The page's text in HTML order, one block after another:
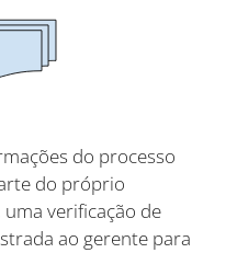
do processo
do próprio
verificação de
ao gerente para